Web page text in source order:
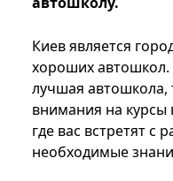
Киев является
хороших автошкол.
лучшая автошкола,
внимания на курсы
где вас встретят с
необходимые